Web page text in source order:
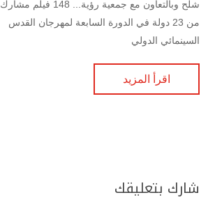
شلح وبالتعاون مع جمعية رؤية... 148 فيلم مشارك
من 23 دولة في الدورة السابعة لمهرجان القدس
السينمائي الدولي
اقرأ المزيد
شارك بتعليقك